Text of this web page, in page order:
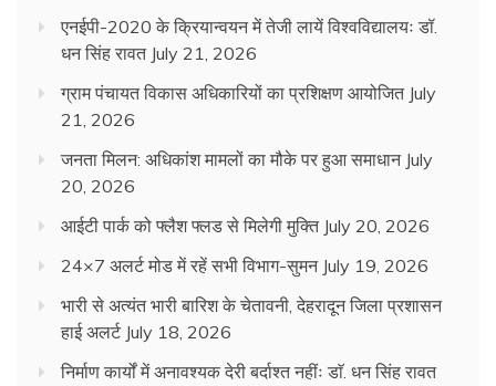
एनईपी-2020 के क्रियान्वयन में तेजी लायें विश्वविद्यालयः डॉ.
धन सिंह रावत July 21, 2026
ग्राम पंचायत विकास अधिकारियों का प्रशिक्षण आयोजित July
21, 2026
जनता मिलन: अधिकांश मामलों का मौके पर हुआ समाधान July
20, 2026
आईटी पार्क को फ्लैश फ्लड से मिलेगी मुक्ति July 20, 2026
24×7 अलर्ट मोड में रहें सभी विभाग-सुमन July 19, 2026
भारी से अत्यंत भारी बारिश के चेतावनी, देहरादून जिला प्रशासन
हाई अलर्ट July 18, 2026
निर्माण कार्यों में अनावश्यक देरी बर्दाश्त नहींः डाॅ. धन सिंह रावत